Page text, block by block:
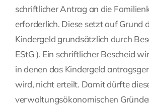
schriftlicher Antrag an die
erforderlich. Diese setzt auf Grund
Kindergeld grundsätzlich durch
EStG ). Ein schriftlicher Bescheid
in denen das Kindergeld
wird, nicht erteilt. Damit dürfte
verwaltungsökonomischen